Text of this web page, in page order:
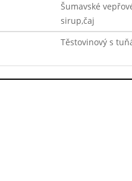
Šumavské
sirup,čaj
Těstovinový s